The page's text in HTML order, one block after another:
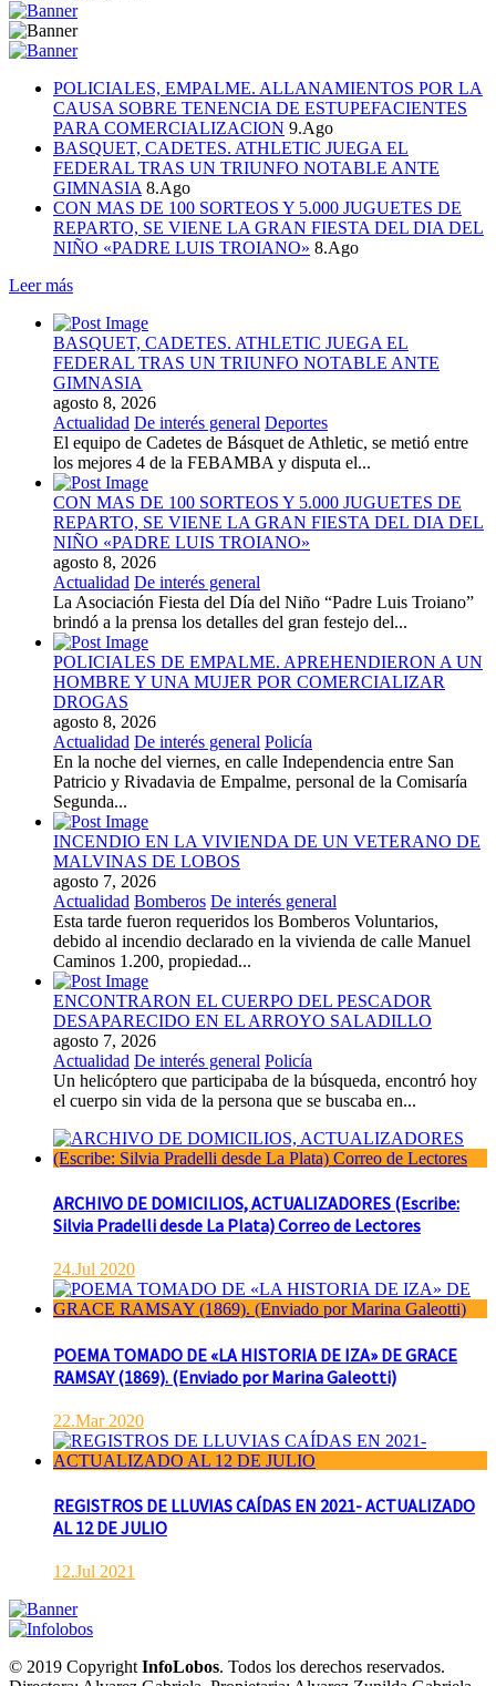
POLICIALES, EMPALME. ALLANAMIENTOS POR LA
CAUSA SOBRE TENENCIA DE ESTUPEFACIENTES
PARA COMERCIALIZACION 9.Ago
BASQUET, CADETES. ATHLETIC JUEGA EL
FEDERAL TRAS UN TRIUNFO NOTABLE ANTE
GIMNASIA 8.Ago
CON MAS DE 100 SORTEOS Y 5.000 JUGUETES DE
REPARTO, SE VIENE LA GRAN FIESTA DEL DIA DEL
NIÑO «PADRE LUIS TROIANO» 8.Ago
Leer más
BASQUET, CADETES. ATHLETIC JUEGA EL
FEDERAL TRAS UN TRIUNFO NOTABLE ANTE
GIMNASIA
agosto 8, 2026
Actualidad De interés general Deportes
El equipo de Cadetes de Básquet de Athletic, se metió entre
los mejores 4 de la FEBAMBA y disputa el...
CON MAS DE 100 SORTEOS Y 5.000 JUGUETES DE
REPARTO, SE VIENE LA GRAN FIESTA DEL DIA DEL
NIÑO «PADRE LUIS TROIANO»
agosto 8, 2026
Actualidad De interés general
La Asociación Fiesta del Día del Niño “Padre Luis Troiano”
brindó a la prensa los detalles del gran festejo del...
POLICIALES DE EMPALME. APREHENDIERON A UN
HOMBRE Y UNA MUJER POR COMERCIALIZAR
DROGAS
agosto 8, 2026
Actualidad De interés general Policía
En la noche del viernes, en calle Independencia entre San
Patricio y Rivadavia de Empalme, personal de la Comisaría
Segunda...
INCENDIO EN LA VIVIENDA DE UN VETERANO DE
MALVINAS DE LOBOS
agosto 7, 2026
Actualidad Bomberos De interés general
Esta tarde fueron requeridos los Bomberos Voluntarios,
debido al incendio declarado en la vivienda de calle Manuel
Caminos 1.200, propiedad...
ENCONTRARON EL CUERPO DEL PESCADOR
DESAPARECIDO EN EL ARROYO SALADILLO
agosto 7, 2026
Actualidad De interés general Policía
Un helicóptero que participaba de la búsqueda, encontró hoy
el cuerpo sin vida de la persona que se buscaba en...
ARCHIVO DE DOMICILIOS, ACTUALIZADORES (Escribe:
Silvia Pradelli desde La Plata) Correo de Lectores
24.Jul 2020
POEMA TOMADO DE «LA HISTORIA DE IZA» DE GRACE
RAMSAY (1869). (Enviado por Marina Galeotti)
22.Mar 2020
REGISTROS DE LLUVIAS CAÍDAS EN 2021- ACTUALIZADO
AL 12 DE JULIO
12.Jul 2021
© 2019 CopyrightInfoLobos. Todos los derechos reservados.